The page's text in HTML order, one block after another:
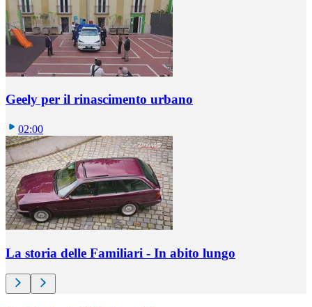
Geely per il rinascimento urbano
02:00
La storia delle Familiari - In abito lungo